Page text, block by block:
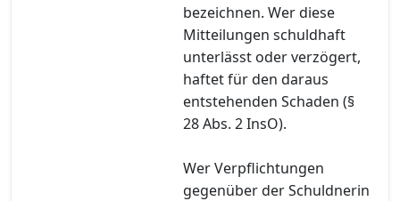
bezeichnen. Wer diese
Mitteilungen schuldhaft
unterlässt oder verzögert,
haftet für den daraus
entstehenden Schaden (§
28 Abs. 2 InsO).
Wer Verpflichtungen
gegenüber der Schuldnerin